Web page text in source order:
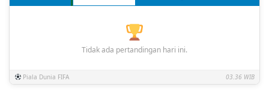
Tidak ada pertandingan hari ini.
Piala Dunia FIFA 03.36 WIB